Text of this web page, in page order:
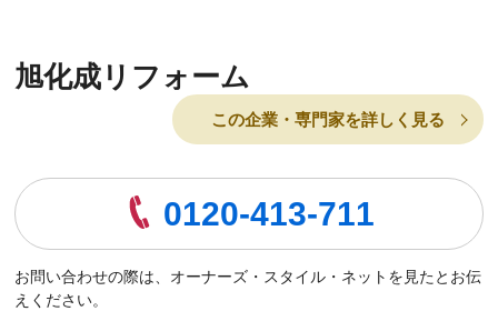
旭化成リフォーム
この企業・専門家を詳しく見る
0120-413-711
お問い合わせの際は、オーナーズ・スタイル・ネットを見たとお伝
えください。